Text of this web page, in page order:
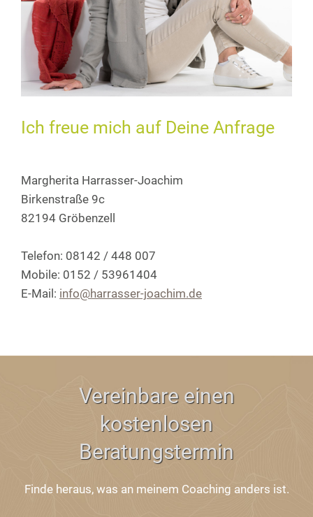
Ich freue mich auf Deine Anfrage
Margherita Harrasser-Joachim
Birkenstraße 9c
82194 Gröbenzell
Telefon: 08142 / 448 007
Mobile: 0152 / 53961404
E-Mail: info@harrasser-joachim.de
Vereinbare einen
kostenlosen
Beratungstermin
Finde heraus, was an meinem Coaching anders ist.